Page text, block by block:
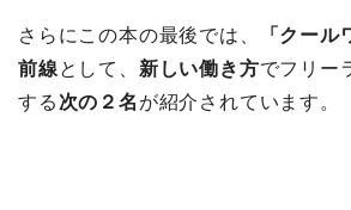
さらにこの本の最後では、
「クー
前線として、 新しい働き方でフリー
する 次の２名 が紹介されています。